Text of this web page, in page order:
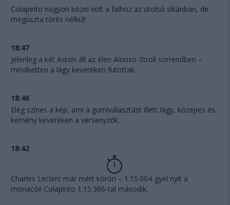
Colapinto nagyon közel volt a falhoz az utolsó sikánban, de
megúszta törés nélkül!
18:47
Jelenleg a két Aston áll az élen Alonso-Stroll sorrendben –
mindketten a lágy keveréken futottak.
18:46
Elég színes a kép, ami a gumiválasztást illeti: lágy, közepes és
kemény keveréken a versenyzők.
18:42
Charles Leclerc már mért körön – 1:15.004-gyel nyit a
monacói! Colapinto 1:15.366-tal második.